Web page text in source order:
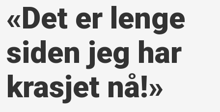
«Det er lenge
siden jeg har
krasjet nå!»